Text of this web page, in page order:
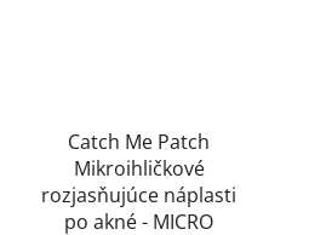
Catch Me Patch
Mikroihličkové
rozjasňujúce náplasti
po akné - MICRO